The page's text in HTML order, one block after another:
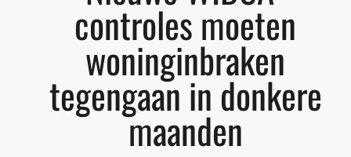
controles moeten
woninginbraken
tegengaan in donkere
maanden